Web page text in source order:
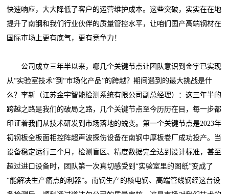
快速响应，大大降低了客户的运营维护成本。这些突破，实实在在地
提升了南钢和我们行业伙伴的质量管控水平，让咱们国产高端钢材在
国际市场上更有底气，更有竞争力！
公司成立三年半以来，哪几个关键节点让团队意识到金宇已实现
从“实验室技术”到“市场化产品”的跨越？期间遇到的最大挑战是什
么？李新（江苏金宇智能检测系统有限公司副总经理）：这三年半的
跨越之路是我们的破局之路，几个关键节点至今历历在目，每一步都
印证着我们从技术研发到市场落地的蜕变。第一个关键节点是2023年
初钢板全板面相控阵超声波探伤设备在南钢中厚板卷厂成功投产。当
设备稳定运行三个月，检测盲区、精度数据完全达到设计标准，甚至
超过进口设备时，团队第一次真切感受到“实验室里的图纸”变成了
“能解决生产痛点的利器”。南钢生产的核电钢、高端管线钢经这台设